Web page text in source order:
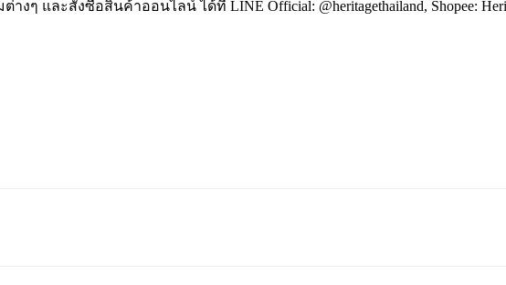
และสั่งซื้อสินค้าออนไลน์ ได้ที่ LINE Official: @heritagethailand, Shopee: